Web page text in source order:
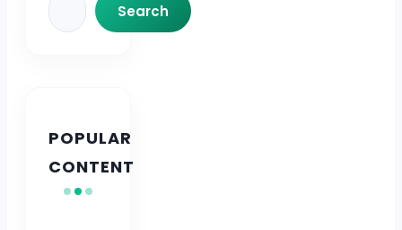
Search
Search
POPULAR
CONTENT